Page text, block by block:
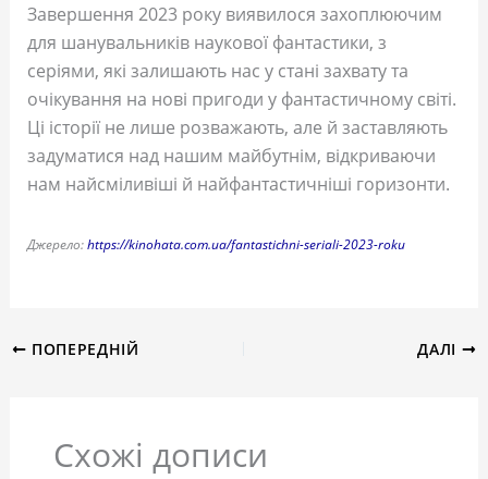
Завершення 2023 року виявилося захоплюючим
для шанувальників наукової фантастики, з
серіями, які залишають нас у стані захвату та
очікування на нові пригоди у фантастичному світі.
Ці історії не лише розважають, але й заставляють
задуматися над нашим майбутнім, відкриваючи
нам найсміливіші й найфантастичніші горизонти.
Джерело:https://kinohata.com.ua/fantastichni-seriali-2023-roku
ПОПЕРЕДНІЙ ДАЛІ
Схожі дописи